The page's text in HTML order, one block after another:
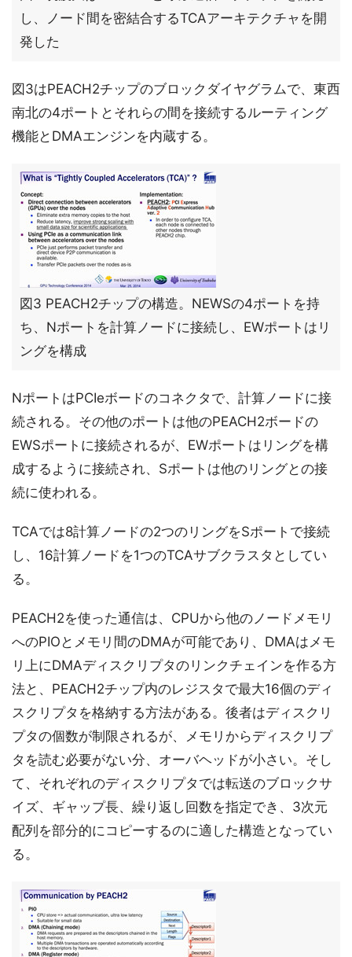
し、ノード間を密結合するTCAアーキテクチャを開
発した
図3はPEACH2チップのブロックダイヤグラムで、東西
南北の4ポートとそれらの間を接続するルーティング
機能とDMAエンジンを内蔵する。
図3 PEACH2チップの構造。NEWSの4ポートを持
ち、Nポートを計算ノードに接続し、EWポートはリ
ングを構成
NポートはPCIeボードのコネクタで、計算ノードに接
続される。その他のポートは他のPEACH2ボードの
EWSポートに接続されるが、EWポートはリングを構
成するように接続され、Sポートは他のリングとの接
続に使われる。
TCAでは8計算ノードの2つのリングをSポートで接続
し、16計算ノードを1つのTCAサブクラスタとしてい
る。
PEACH2を使った通信は、CPUから他のノードメモリ
へのPIOとメモリ間のDMAが可能であり、DMAはメモ
リ上にDMAディスクリプタのリンクチェインを作る方
法と、PEACH2チップ内のレジスタで最大16個のディ
スクリプタを格納する方法がある。後者はディスクリ
プタの個数が制限されるが、メモリからディスクリプ
タを読む必要がない分、オーバヘッドが小さい。そし
て、それぞれのディスクリプタでは転送のブロックサ
イズ、ギャップ長、繰り返し回数を指定でき、3次元
配列を部分的にコピーするのに適した構造となってい
る。